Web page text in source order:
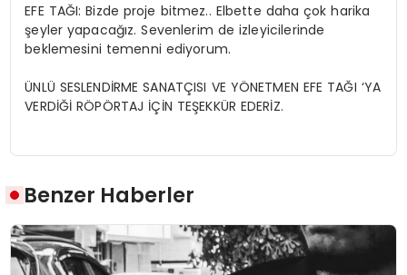
EFE TAĞI: Bizde proje bitmez.. Elbette daha çok harika
şeyler yapacağız. Sevenlerim de izleyicilerinde
beklemesini temenni ediyorum.
ÜNLÜ SESLENDİRME SANATÇISI VE YÖNETMEN EFE TAĞI ‘YA
VERDİĞİ RÖPÖRTAJ İÇİN TEŞEKKÜR EDERİZ.
Benzer Haberler